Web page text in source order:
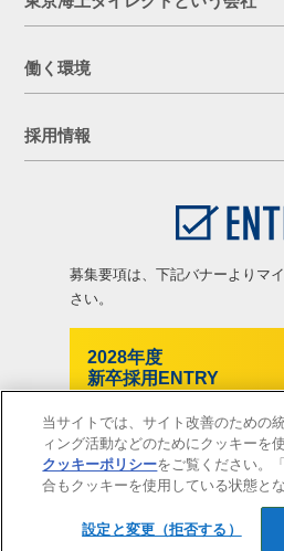
2028年度新卒採
働く環境
採用情報
募集要項は、下記バナーよりマ
さい。
2028年度
新卒採用ENTRY
当サイトでは、サイト改善のための
ィング活動などのためにクッキーを
クッキーポリシーをご覧ください。
合もクッキーを使用している状態とな
設定と変更（拒否する）